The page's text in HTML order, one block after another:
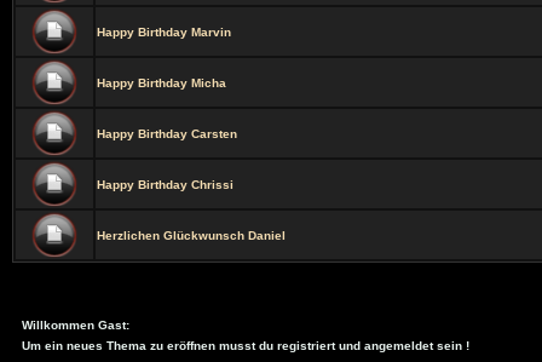
Happy Birthday Marvin
Happy Birthday Micha
Happy Birthday Carsten
Happy Birthday Chrissi
Herzlichen Glückwunsch Daniel
Willkommen Gast:
Um ein neues Thema zu eröffnen musst du registriert und angemeldet sein !